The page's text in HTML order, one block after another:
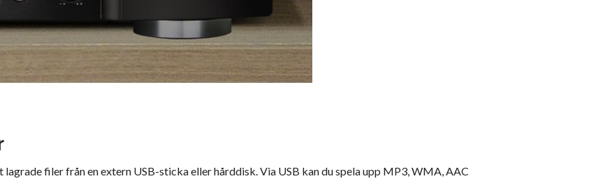
filer från en extern USB-sticka eller hårddisk. Via USB kan du spela upp MP3, WMA, AAC